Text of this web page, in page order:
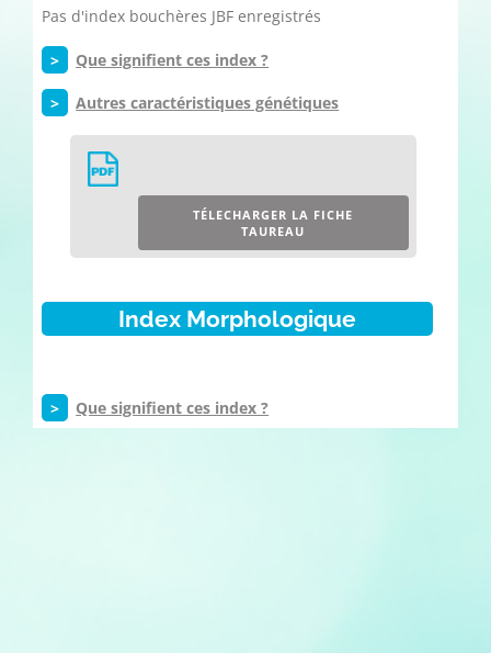
Pas d'index bouchères JBF enregistrés
> Que signifient ces index ?
> Autres caractéristiques génétiques
TÉLECHARGER LA FICHE
TAUREAU
Index Morphologique
> Que signifient ces index ?